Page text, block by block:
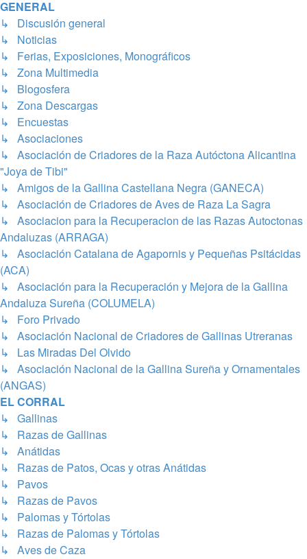
GENERAL
↳ Discusión general
↳ Noticias
↳ Ferias, Exposiciones, Monográficos
↳ Zona Multimedia
↳ Blogosfera
↳ Zona Descargas
↳ Encuestas
↳ Asociaciones
↳ Asociación de Criadores de la Raza Autóctona Alicantina
"Joya de Tibi"
↳ Amigos de la Gallina Castellana Negra (GANECA)
↳ Asociación de Criadores de Aves de Raza La Sagra
↳ Asociacion para la Recuperacion de las Razas Autoctonas
Andaluzas (ARRAGA)
↳ Asociación Catalana de Agapornis y Pequeñas Psitácidas
(ACA)
↳ Asociación para la Recuperación y Mejora de la Gallina
Andaluza Sureña (COLUMELA)
↳ Foro Privado
↳ Asociación Nacional de Criadores de Gallinas Utreranas
↳ Las Miradas Del Olvido
↳ Asociación Nacional de la Gallina Sureña y Ornamentales
(ANGAS)
EL CORRAL
↳ Gallinas
↳ Razas de Gallinas
↳ Anátidas
↳ Razas de Patos, Ocas y otras Anátidas
↳ Pavos
↳ Razas de Pavos
↳ Palomas y Tórtolas
↳ Razas de Palomas y Tórtolas
↳ Aves de Caza